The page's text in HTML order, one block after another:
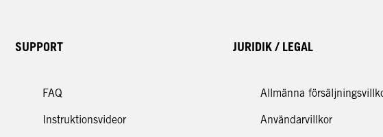
SUPPORT
FAQ
Instruktionsvideor
JURIDIK / LEGAL
Allmänna
Användarvillkor